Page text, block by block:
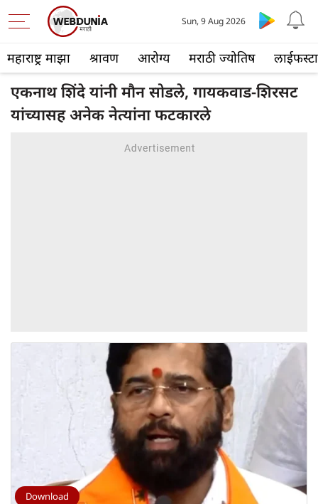
महाराष्ट्र माझा श्रावण आरोग्य मराठी ज्योतिष
Sun, 9 Aug 2026
एकनाथ शिंदे यांनी मौन सोडले, गायकवाड-शिरसट
यांच्यासह अनेक नेत्यांना फटकारले
Download